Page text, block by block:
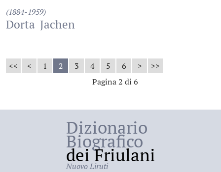
(1884-1959)
Dorta Jachen
<< < 1 2 3 4 5 6 >
>>
Pagina 2 di 6
Dizionario
Biografico
dei Friulani
Nuovo Liruti